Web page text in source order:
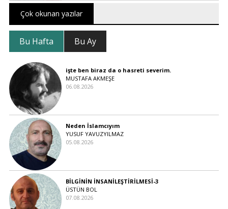
Çok okunan yazılar
Bu Hafta Bu Ay
işte ben biraz da o hasreti severim.
MUSTAFA AKMEŞE
06.08.2026
Neden İslamcıyım
YUSUF YAVUZYILMAZ
05.08.2026
BİLGİNİN İNSANİLEŞTİRİLMESİ-3
ÜSTÜN BOL
07.08.2026